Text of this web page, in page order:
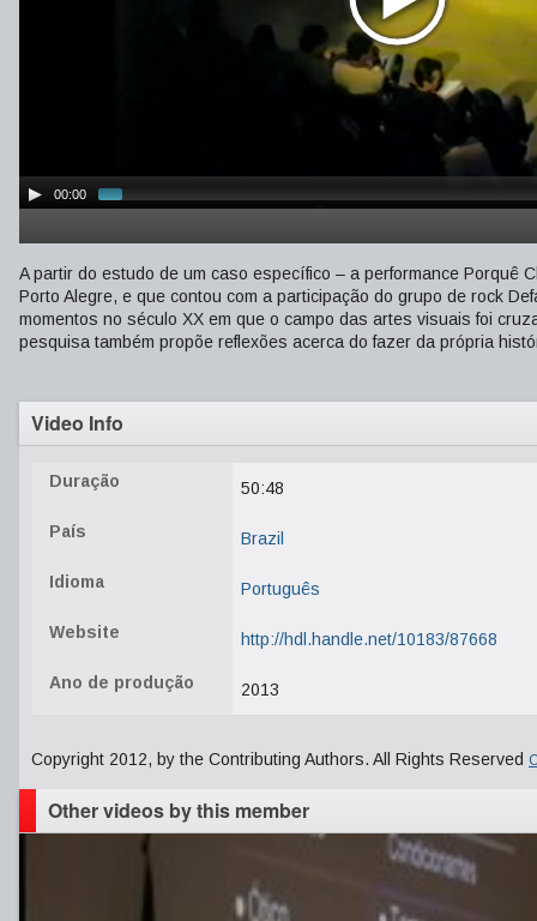
00:00
A partir do estudo de um caso específico – a performance Porquê
Porto Alegre, e que contou com a participação do grupo de rock
momentos no século XX em que o campo das artes visuais foi
pesquisa também propõe reflexões acerca do fazer da própria
Video Info
Duração 50:48
País Brazil
Idioma Português
Website http://hdl.handle.net/10183/87668
Ano de produção 2013
Copyright 2012, by the Contributing Authors. All Rights Reserved
Other videos by this member